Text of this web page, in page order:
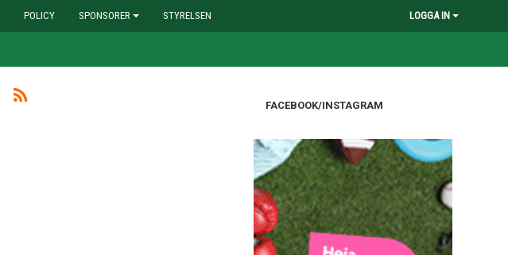
POLICY SPONSORER STYRELSEN LOGGA IN
FACEBOOK/INSTAGRAM